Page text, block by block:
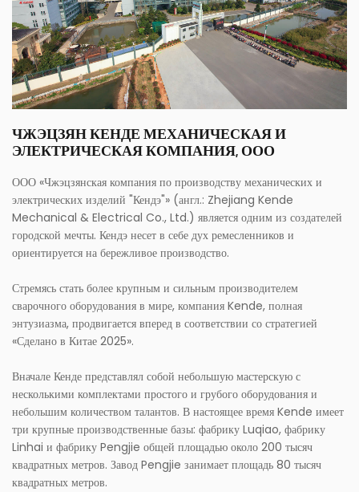
ЧЖЭЦЗЯН КЕНДЕ МЕХАНИЧЕСКАЯ И
ЭЛЕКТРИЧЕСКАЯ КОМПАНИЯ, ООО
ООО «Чжэцзянская компания по производству механических и
электрических изделий "Кендэ"» (англ.: Zhejiang Kende
Mechanical & Electrical Co., Ltd.) является одним из создателей
городской мечты. Кендэ несет в себе дух ремесленников и
ориентируется на бережливое производство.
Стремясь стать более крупным и сильным производителем
сварочного оборудования в мире, компания Kende, полная
энтузиазма, продвигается вперед в соответствии со стратегией
«Сделано в Китае 2025».
Вначале Кенде представлял собой небольшую мастерскую с
несколькими комплектами простого и грубого оборудования и
небольшим количеством талантов. В настоящее время Kende имеет
три крупные производственные базы: фабрику Luqiao, фабрику
Linhai и фабрику Pengjie общей площадью около 200 тысяч
квадратных метров. Завод Pengjie занимает площадь 80 тысяч
квадратных метров.